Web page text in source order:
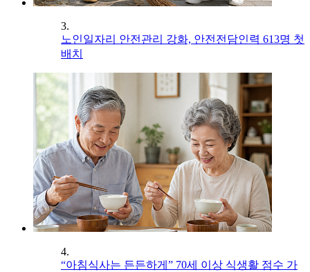
3.
노인일자리 안전관리 강화, 안전전담인력 613명 첫
배치
4.
“아침식사는 든든하게” 70세 이상 식생활 점수 가